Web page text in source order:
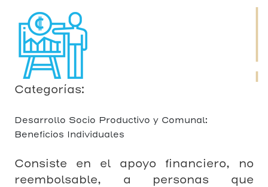
Categorías:
Desarrollo Socio Productivo y Comunal:
Beneficios Individuales
Consiste en el apoyo financiero, no
reembolsable, a personas que